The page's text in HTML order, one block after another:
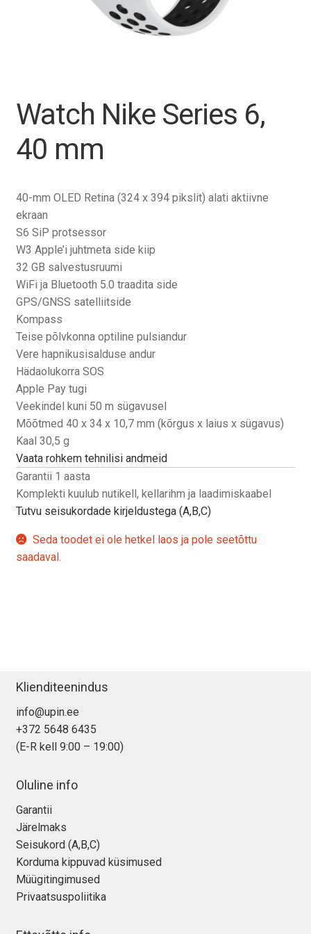
Ostukorv
Watch Nike Series 6,
40 mm
40-mm OLED Retina (324 x 394 pikslit) alati aktiivne
ekraan
S6 SiP protsessor
W3 Apple’i juhtmeta side kiip
32 GB salvestusruumi
WiFi ja Bluetooth 5.0 traadita side
GPS/GNSS satelliitside
Kompass
Teise põlvkonna optiline pulsiandur
Vere hapnikusisalduse andur
Hädaolukorra SOS
Apple Pay tugi
Veekindel kuni 50 m sügavusel
Mõõtmed 40 x 34 x 10,7 mm (kõrgus x laius x sügavus)
Kaal 30,5 g
Vaata rohkem tehnilisi andmeid
Garantii 1 aasta
Komplekti kuulub nutikell, kellarihm ja laadimiskaabel
Tutvu seisukordade kirjeldustega (A,B,C)
Seda toodet ei ole hetkel laos ja pole seetõttu
saadaval.
Klienditeenindus
info@upin.ee
+372 5648 6435
(E-R kell 9:00 – 19:00)
Oluline info
Garantii
Järelmaks
Seisukord (A,B,C)
Korduma kippuvad küsimused
Müügitingimused
Privaatsuspoliitika